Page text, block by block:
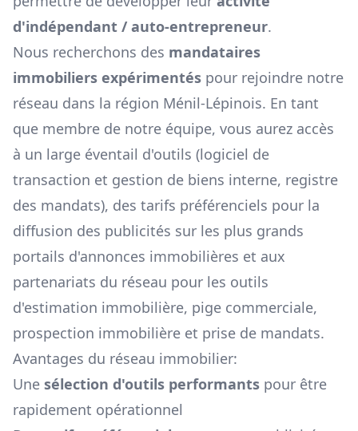
d'indépendant / auto-entrepreneur.
Nous recherchons des mandataires
immobiliers expérimentés pour rejoindre notre
réseau dans la région Ménil-Lépinois. En tant
que membre de notre équipe, vous aurez accès
à un large éventail d'outils (logiciel de
transaction et gestion de biens interne, registre
des mandats), des tarifs préférenciels pour la
diffusion des publicités sur les plus grands
portails d'annonces immobilières et aux
partenariats du réseau pour les outils
d'estimation immobilière, pige commerciale,
prospection immobilière et prise de mandats.
Avantages du réseau immobilier:
Une sélection d'outils performants pour être
rapidement opérationnel